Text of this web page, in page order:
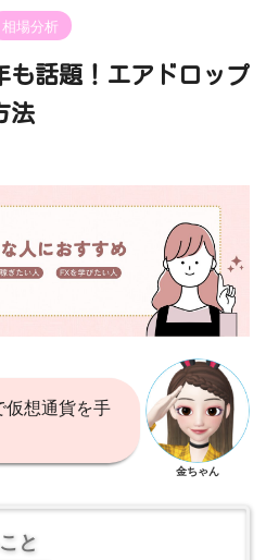
相場分析
も話題！エアドロップ
法
仮想通貨を手
金ちゃん
と